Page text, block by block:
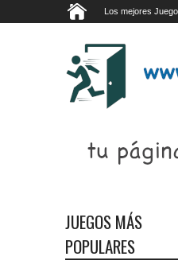
Los mejores
JUEGOS MÁS
POPULARES